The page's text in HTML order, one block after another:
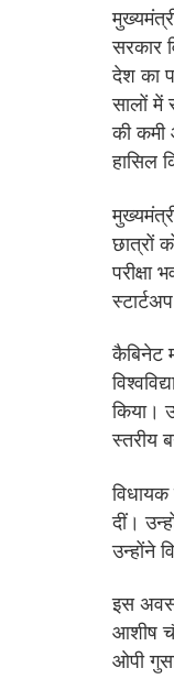
सरकार
देश का
सालों में
की कमी
हासिल
छात्रों
परीक्षा
कैबिनेट
किया।
स्तरीय
विधायक
दीं।
उन्होंने
इस
आशीष
ओपी